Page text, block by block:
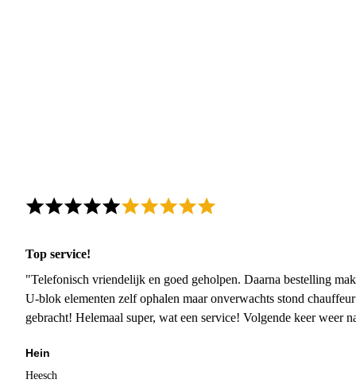
Top service!
"Telefonisch vriendelijk en goed geholpen. Daarna bestelling
U-blok elementen zelf ophalen maar onverwachts stond
gebracht! Helemaal super, wat een service! Volgende keer weer
Hein
Heesch